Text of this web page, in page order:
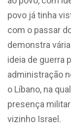
povo já tinha
com o passar
demonstra
ideia de guerra
administração
o Líbano, na
presença
vizinho Israel.